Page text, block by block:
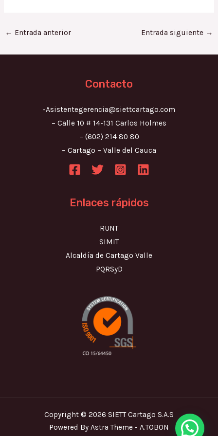
← Entrada anterior Entrada siguiente →
Contacto
-Asistentegerencia@siettcartago.com
– Calle 10 # 14-131 Carlos Holmes
– (602) 214 80 80
– Cartago – Valle del Cauca
Enlaces rápidos
RUNT
SIMIT
Alcaldía de Cartago Valle
PQRSyD
Copyright © 2026 SIETT Cartago S.A.S
Powered By Astra Theme - A.TOBON